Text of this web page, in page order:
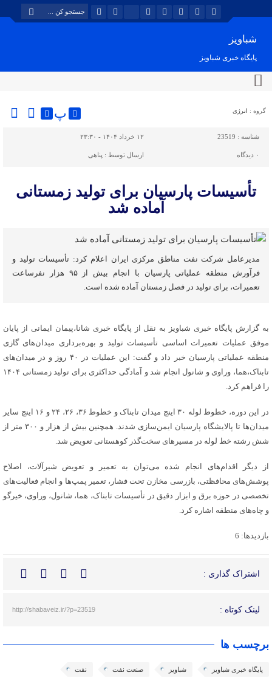
شباویز
پایگاه خبری شباویز
گروه : انرژی پ
شناسه : 23519 ۱۲ خرداد ۱۴۰۴ - ۲۳:۳۰
۰ دیدگاه ارسال توسط : پناهی
تأسیسات پارسیان برای تولید زمستانی
آماده شد
مدیرعامل شرکت نفت مناطق مرکزی ایران اعلام کرد: تأسیسات تولید و
فرآورش منطقه عملیاتی پارسیان با انجام بیش از ۹۵ هزار نفرساعت
تعمیرات، برای تولید در فصل زمستان آماده شده است.
به گزارش پایگاه خبری شباویز به نقل از پایگاه خبری شانا،پیمان ایمانی از پایان
موفق عملیات تعمیرات اساسی تأسیسات تولید و بهره‌برداری میدان‌های گازی
منطقه عملیاتی پارسیان خبر داد و گفت: این عملیات در ۴۰ روز و در میدان‌های
تابناک،هما، وراوی و شانول انجام شد و آمادگی حداکثری برای تولید زمستانی ۱۴۰۴
را فراهم کرد.
در این دوره، خطوط لوله ۳۰ اینچ میدان تابناک و خطوط ۳۶، ۲۶، ۲۴ و ۱۶ اینچ سایر
میدان‌ها تا پالایشگاه پارسیان ایمن‌سازی شدند. همچنین بیش از هزار و ۳۰۰ متر از
شش رشته خط لوله در مسیرهای سخت‌گذر کوهستانی تعویض شد.
از دیگر اقدام‌های انجام شده می‌توان به تعمیر و تعویض شیرآلات، اصلاح
پوشش‌های محافظتی، بازرسی مخازن تحت فشار، تعمیر پمپ‌ها و انجام فعالیت‌های
تخصصی در حوزه برق و ابزار دقیق در تأسیسات تابناک، هما، شانول، وراوی، خیرگو
و چاه‌های منطقه اشاره کرد.
بازدیدها: 6
اشتراک گذاری :
لینک کوتاه : http://shabaveiz.ir/?p=23519
برچسب ها
پایگاه خبری شباویز شباویز صنعت نفت نفت